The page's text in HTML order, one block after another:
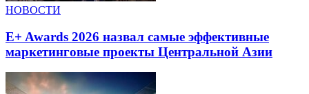
НОВОСТИ
E+ Awards 2026 назвал самые эффективные
маркетинговые проекты Центральной Азии